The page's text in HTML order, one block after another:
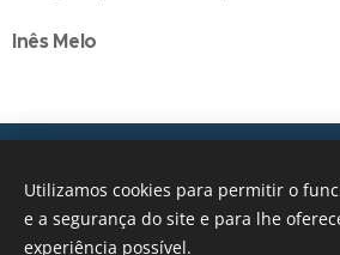
Inês Melo
geral@transicoes.pt
Utilizamos cookies para permitir o
e a segurança do site e para lhe
experiência possível.